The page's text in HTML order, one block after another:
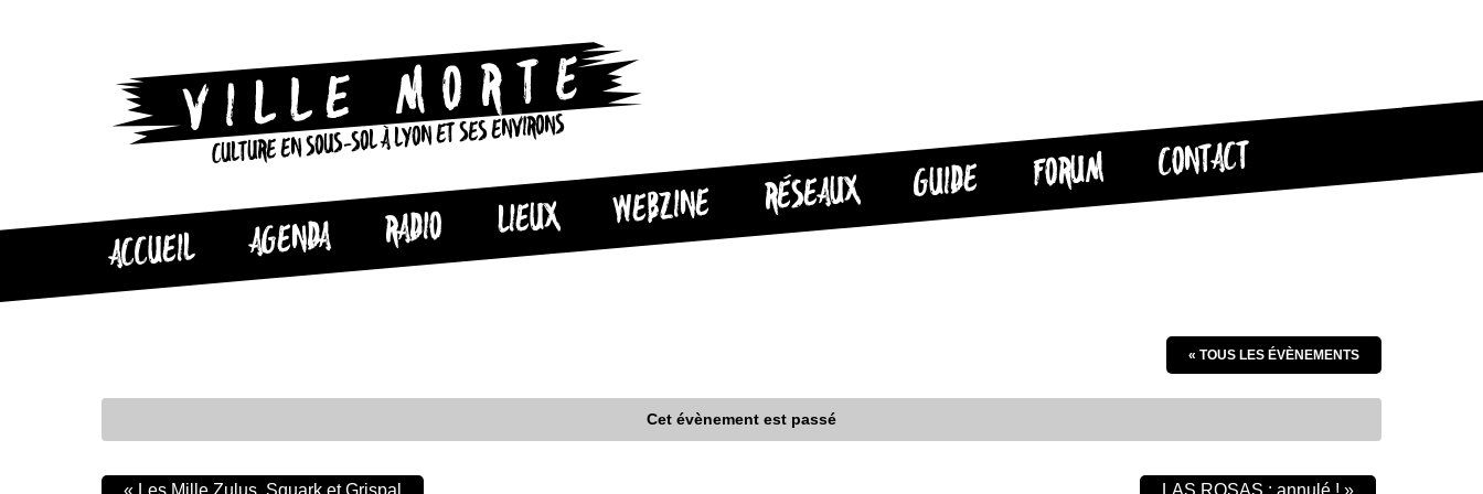
CULTURE EN SOUS-SOL À LYON ET SES ENVIRONS
ACCUEIL AGENDA RADIO LIEUX WEBZINE RÉSEAUX GUIDE FORUM CONTACT
« TOUS LES ÉVÈNEMENTS
Cet évènement est passé
« Les Mille Zulus, Squark et Grispal LAS ROSAS : annulé ! »